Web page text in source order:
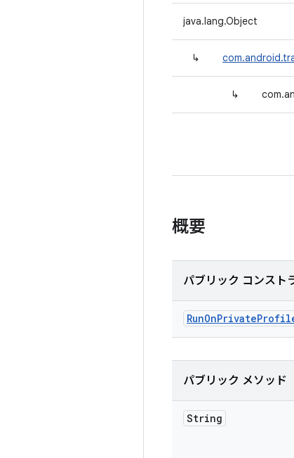
java.lang.Object
↳
↳
概要
パブリック コンスト
RunOnPrivate
パブリック メソッド
String